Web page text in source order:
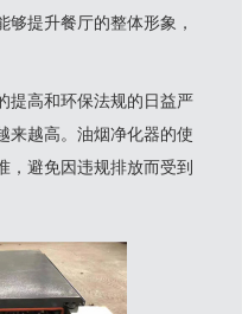
提升餐厅的整体形象，
提高和环保法规的日益严
来越高。油烟净化器的使
，避免因违规排放而受到